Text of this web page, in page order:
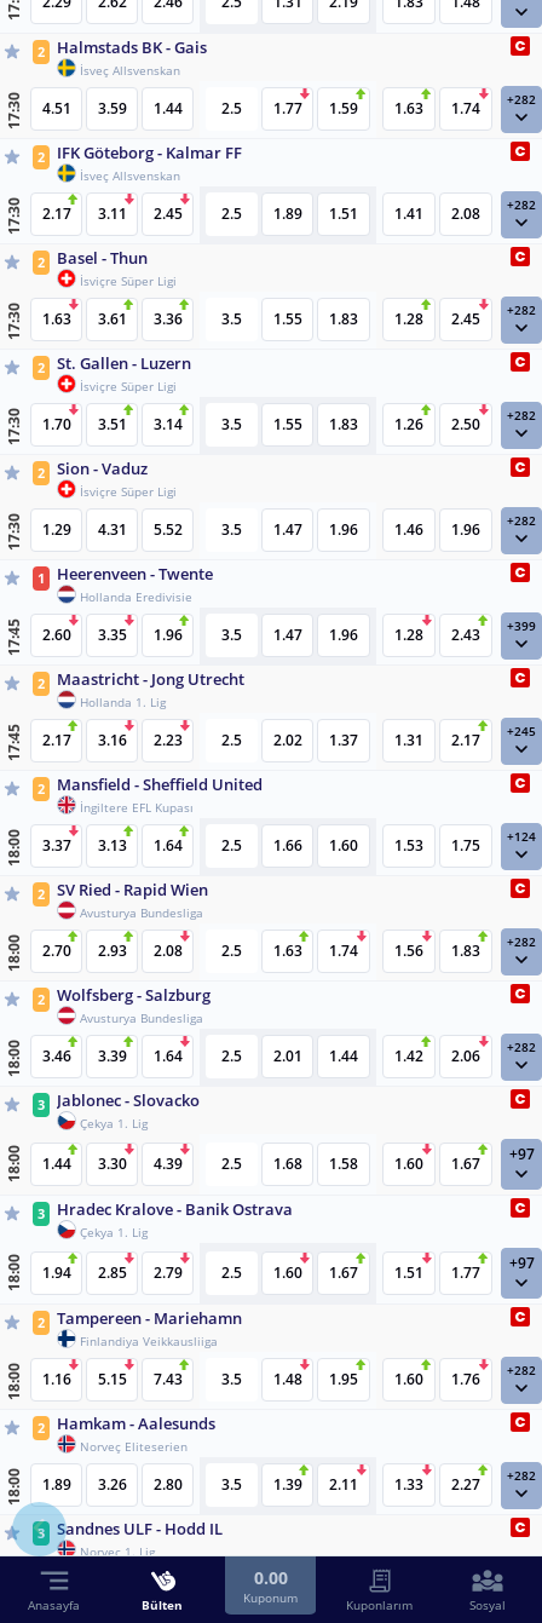
2 Halmstads BK - Gais
İsveç Allsvenskan
17:30 4.51 3.59 1.44 2.5 1.77 1.59 1.63 1.74 +282
2 IFK Göteborg - Kalmar FF
İsveç Allsvenskan
17:30 2.17 3.11 2.45 2.5 1.89 1.51 1.41 2.08 +282
2 Basel - Thun
İsviçre Süper Ligi
17:30 1.63 3.61 3.36 3.5 1.55 1.83 1.28 2.45 +282
2 St. Gallen - Luzern
İsviçre Süper Ligi
17:30 1.70 3.51 3.14 3.5 1.55 1.83 1.26 2.50 +282
2 Sion - Vaduz
İsviçre Süper Ligi
17:30 1.29 4.31 5.52 3.5 1.47 1.96 1.46 1.96 +282
1 Heerenveen - Twente
Hollanda Eredivisie
17:45 2.60 3.35 1.96 3.5 1.47 1.96 1.28 2.43 +399
2 Maastricht - Jong Utrecht
Hollanda 1. Lig
17:45 2.17 3.16 2.23 2.5 2.02 1.37 1.31 2.17 +245
2 Mansfield - Sheffield United
İngiltere EFL Kupası
18:00 3.37 3.13 1.64 2.5 1.66 1.60 1.53 1.75 +124
2 SV Ried - Rapid Wien
Avusturya Bundesliga
18:00 2.70 2.93 2.08 2.5 1.63 1.74 1.56 1.83 +282
2 Wolfsberg - Salzburg
Avusturya Bundesliga
18:00 3.46 3.39 1.64 2.5 2.01 1.44 1.42 2.06 +282
3 Jablonec - Slovacko
Çekya 1. Lig
18:00 1.44 3.30 4.39 2.5 1.68 1.58 1.60 1.67 +97
3 Hradec Kralove - Banik Ostrava
Çekya 1. Lig
18:00 1.94 2.85 2.79 2.5 1.60 1.67 1.51 1.77 +97
2 Tampereen - Mariehamn
Finlandiya Veikkausliiga
18:00 1.16 5.15 7.43 3.5 1.48 1.95 1.60 1.76 +282
2 Hamkam - Aalesunds
Norveç Eliteserien
18:00 1.89 3.26 2.80 3.5 1.39 2.11 1.33 2.27 +282
3 Sandnes ULF - Hodd IL
Norveç 1. Lig
1.76 2.92 2.01 2.12
Anasayfa
Bülten
0.00
Kuponum Kuponlarım Sosyal